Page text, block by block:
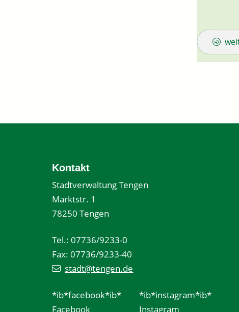
Kontakt
Stadtverwaltung Tengen
Marktstr. 1
78250 Tengen
Tel.: 07736/9233-0
Fax: 07736/9233-40
stadt@tengen.de
*ib*facebook*ib*
Facebook
*ib*instagram*ib*
Instagram